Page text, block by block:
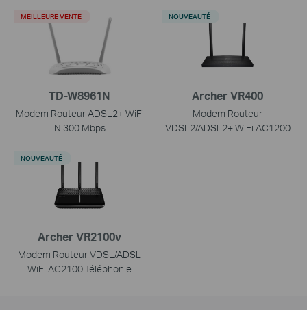
TD-W8961N
Modem Routeur ADSL2+ WiFi
N 300 Mbps
MEILLEURE VENTE
Archer VR400
Modem Routeur
VDSL2/ADSL2+ WiFi AC1200
NOUVEAUTÉ
Archer VR2100v
Modem Routeur VDSL/ADSL
WiFi AC2100 Téléphonie
NOUVEAUTÉ